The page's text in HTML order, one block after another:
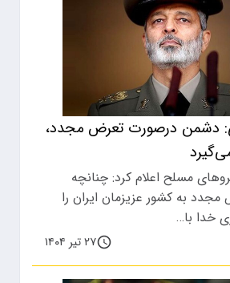
دشمن درصورت تعرض مجدد،
مسلح اعلام کرد: چنانچه
به کشور عزیزمان ایران را
خدا با…
۲۷ تیر ۱۴۰۴